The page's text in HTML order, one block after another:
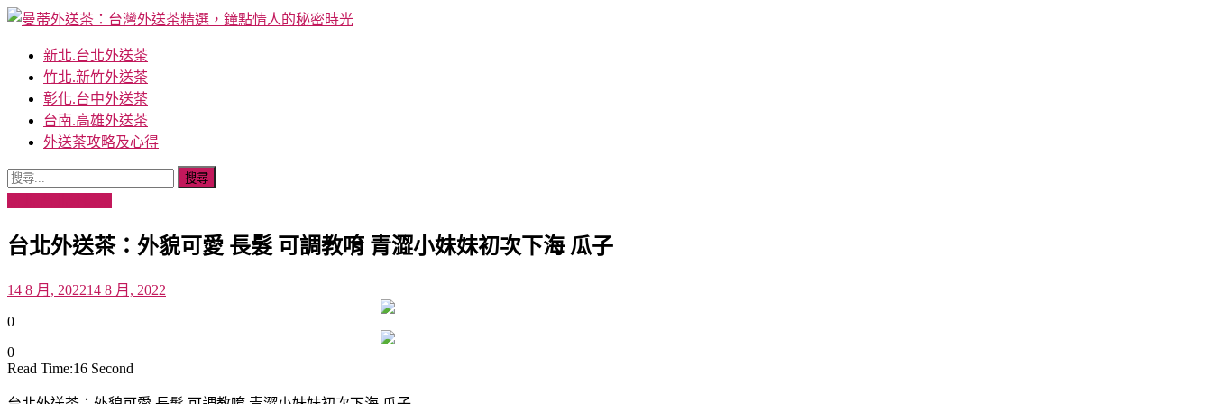
Skip
content
曼蒂外送茶：台灣外送茶精選，鐘點情人的秘密時光
Mandy外送茶提供全台灣最高級的外送茶服務，涵蓋台北外送茶、台中外送茶、彰化外送茶、新竹外送茶、高雄外送茶和台南外送茶等地。我們的夥伴包含 AV 女優、學生兼職、上班族、空
姐、小模和藝人，為您打造獨特和難忘的體驗。
新北.台北外送茶
竹北.新竹外送茶
彰化.台中外送茶
台南.高雄外送茶
外送茶攻略及心得
搜
鍵
台北外送茶：外貌可愛 長髮 可調教唷 青澀小妹妹初次下海 瓜子
14 8 月, 202214 8 月, 2022
0
0
Read Time:16 Second